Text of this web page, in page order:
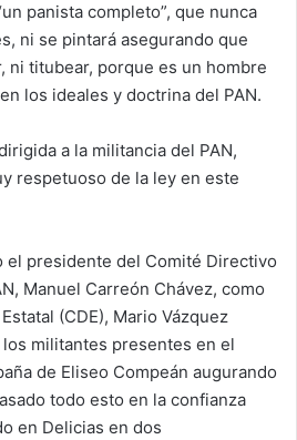
panista completo”, que nunca
ni se pintará asegurando que
ni titubear, porque es un hombre
los ideales y doctrina del PAN.
a la militancia del PAN,
respetuoso de la ley en este
el presidente del Comité Directivo
Manuel Carreón Chávez, como
(CDE), Mario Vázquez
militantes presentes en el
de Eliseo Compeán augurando
todo esto en la confianza
en Delicias en dos